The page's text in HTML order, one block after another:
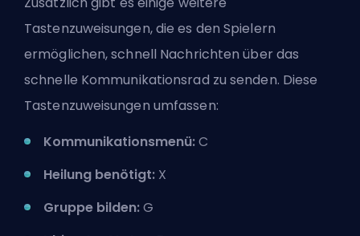
Tastenzuweisungen, die es den Spielern
ermöglichen, schnell Nachrichten über das
schnelle Kommunikationsrad zu senden. Diese
Tastenzuweisungen umfassen:
Kommunikationsmenü:C
Heilung benötigt: X
Gruppe bilden:G